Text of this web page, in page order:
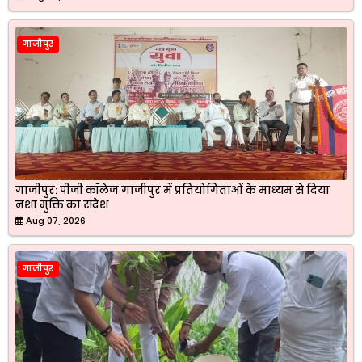
गाजीपुर
गाजीपुर: पीजी कॉलेज गाजीपुर में प्रतियोगिताओं के माध्यम से दिया
नशा मुक्ति का संदेश
Aug 07, 2026
गाजीपुर